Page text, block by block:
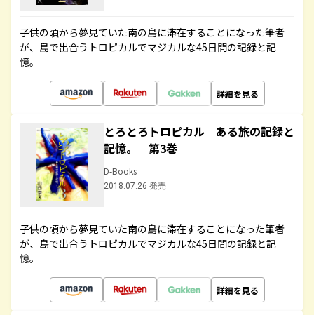
子供の頃から夢見ていた南の島に滞在することになった筆者
が、島で出合うトロピカルでマジカルな45日間の記録と記
憶。
詳細を見る
とろとろトロピカル ある旅の記録と
記憶。 第3巻
D-Books
2018.07.26 発売
子供の頃から夢見ていた南の島に滞在することになった筆者
が、島で出合うトロピカルでマジカルな45日間の記録と記
憶。
詳細を見る